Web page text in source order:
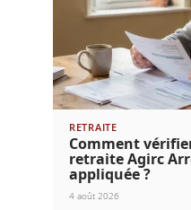
RETRAITE
Comment
retraite Agirc
appliquée ?
4 août 2026